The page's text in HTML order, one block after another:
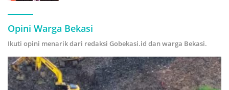
Opini Warga Bekasi
Ikuti opini menarik dari redaksi Gobekasi.id dan warga Bekasi.